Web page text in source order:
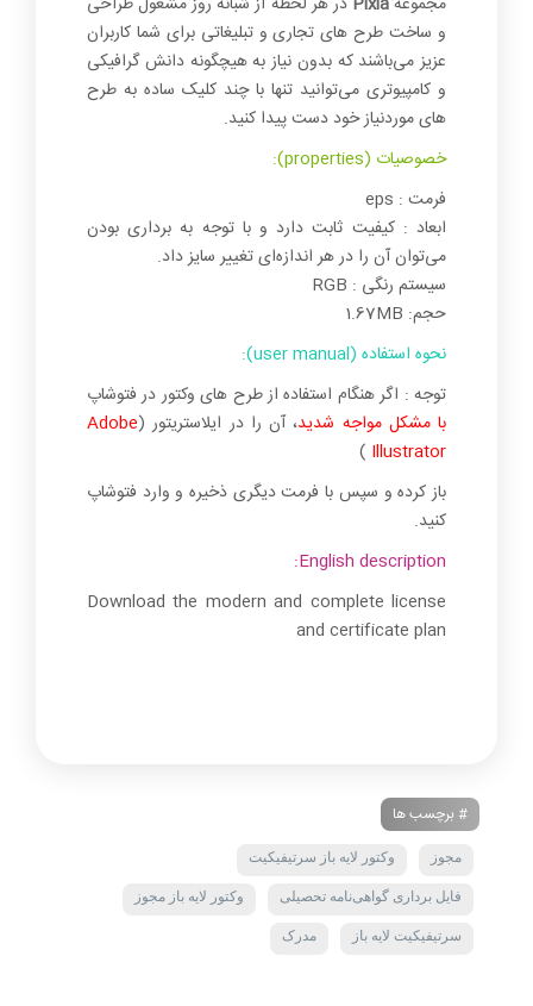
و ساخت طرح های تجاری و تبلیغاتی برای شما کاربران
عزیز می‌باشند که بدون نیاز به هیچگونه دانش گرافیکی
و کامپیوتری می‌توانید تنها با چند کلیک ساده به طرح
های موردنیاز خود دست پیدا کنید.
خصوصیات (properties):
فرمت : eps
ابعاد : کیفیت ثابت دارد و با توجه به برداری بودن
می‌توان آن را در هر اندازه‌ای تغییر سایز داد.
سیستم رنگی : RGB
حجم: 1.67MB
نحوه استفاده (user manual):
توجه : اگر هنگام استفاده از طرح های وکتور در فتوشاپ
با مشکل مواجه شدید، آن را در ایلاستریتور (Adobe
Illustrator
)
باز کرده و سپس با فرمت دیگری ذخیره و وارد فتوشاپ
کنید.
English description:
Download the modern and complete license
and certificate plan
# برچسب ها
مجوز وکتور لایه باز سرتیفیکیت
فایل برداری گواهی‌نامه تحصیلی وکتور لایه باز مجوز
سرتیفیکیت لایه باز مدرک